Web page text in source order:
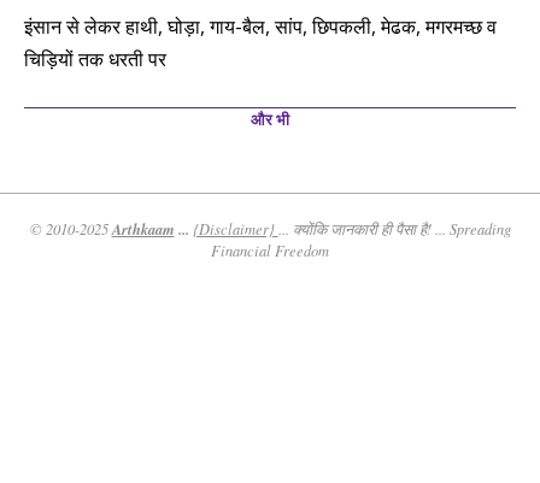
इंसान से लेकर हाथी, घोड़ा, गाय-बैल, सांप, छिपकली, मेढक, मगरमच्छ व
चिड़ियों तक धरती पर
और भी
© 2010-2025Arthkaam ... {Disclaimer}
... क्योंकि जानकारी ही पैसा है! ... Spreading
Financial Freedom